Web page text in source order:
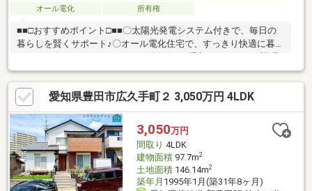
オール電化
所有権
■■□おすすめポイント□■■〇太陽光発電システム付きで、毎日の
暮らしを賢くサポート♪〇オール電化住宅で、すっきり快適に暮ら
せます！〇IHクッキングヒーター採用。お手入れしやすく、調理
もスムーズです♪〇LDK20帖以上のゆとりある空間。家族でのびの
び過ごせます！〇駐車場3台可で、ご家族や来客時にも便利に使え
ます♪■■□周辺環境□■■・広川台小学校 徒歩約9分・美里中学
校 徒歩約15分・イオン高橋店 徒歩約5分・ミニストップ豊田上
野町店 徒歩約8分・V・ドラッグ豊田東山店 徒歩約7分■□住宅
ローンのご相談や、現地内覧のご予約等いつでも承っております
♪□■
愛知県豊田市広久手町２ 3,050万円 4LDK
3,050万円
間取り 4LDK
建物面積97.7m2
土地面積146.14m2
築年月 1995年1月(築31年8ヶ月)